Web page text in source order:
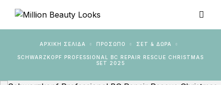
ΑΡΧΙΚΉ ΣΕΛΊΔΑ ΠΡΟΣΩΠΟ ΣΕΤ & ΔΏΡΑ
SCHWARZKOPF PROFESSIONAL BC REPAIR RESCUE CHRISTMAS
SET 2025